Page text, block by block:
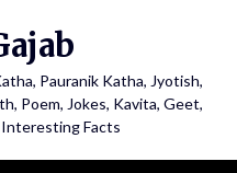
Pauranik Katha, Jyotish,
Poem, Jokes, Kavita, Geet,
Interesting Facts